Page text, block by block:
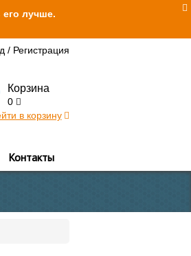
лучше.
/ Регистрация
Корзина
0
в корзину
Контакты